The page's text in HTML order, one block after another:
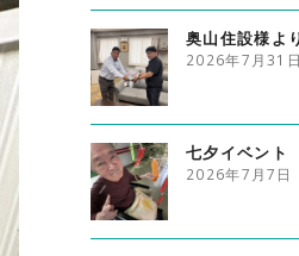
奥山住設様よ
2026年7月31日
七夕イベント
2026年7月7日